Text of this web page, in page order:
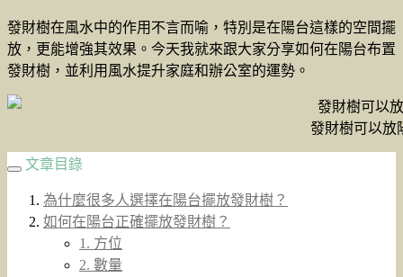
發財樹在風水中的作用不言而喻，特別是在陽台這樣的空間擺
放，更能增強其效果。今天我就來跟大家分享如何在陽台布置
發財樹，並利用風水提升家庭和辦公室的運勢。
發財樹可以放
文章目錄
為什麼很多人選擇在陽台擺放發財樹？
如何在陽台正確擺放發財樹？
1. 方位
2. 數量